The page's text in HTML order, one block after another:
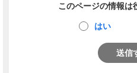
このページの情報は
はい
送信